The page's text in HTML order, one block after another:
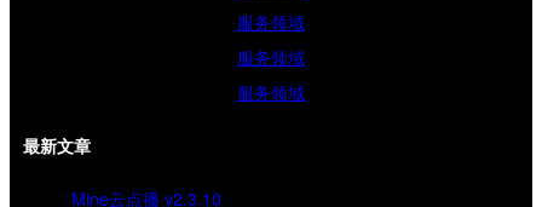
服务领域
服务领域
服务领域
最新文章
Mine云点播 v2.3.10